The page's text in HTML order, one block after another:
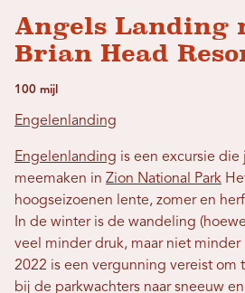
Angels Landing
Brian Head
100 mijl
Engelenlanding
Engelenlanding is een excursie
meemaken in Zion National Park
hoogseizoenen lente, zomer en
In de winter is de wandeling
veel minder druk, maar niet
2022 is een vergunning vereist om
bij de parkwachters naar sneeuw